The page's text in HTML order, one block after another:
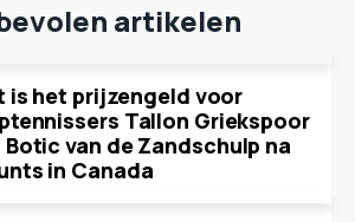
artikelen
is het prijzengeld voor
Tallon Griekspoor
Botic van de Zandschulp na
in Canada